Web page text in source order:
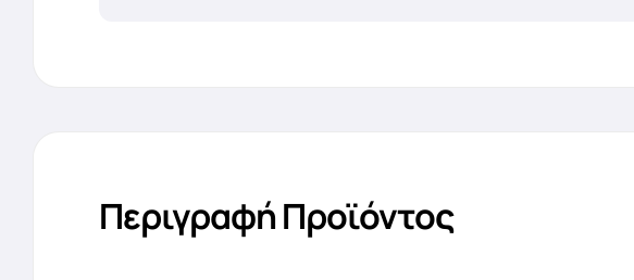
Περιγραφή Προϊόντος